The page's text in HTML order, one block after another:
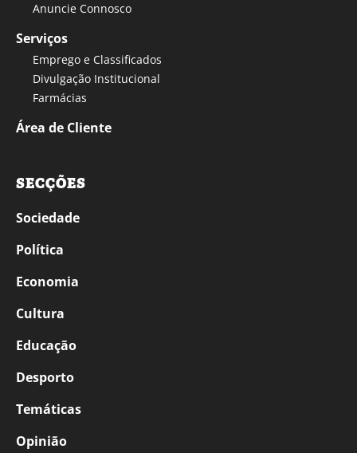
Anuncie Connosco
Serviços
Emprego e Classificados
Divulgação Institucional
Farmácias
Área de Cliente
SECÇÕES
Sociedade
Política
Economia
Cultura
Educação
Desporto
Temáticas
Opinião